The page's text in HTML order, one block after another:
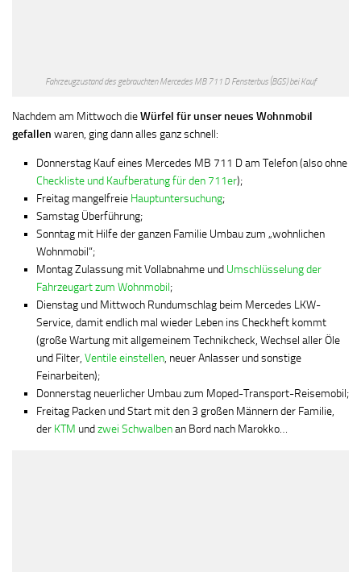
Fahrzeugzustand des gebrauchten Mercedes MB 711 D Fensterbus (BGS) bei Kauf
Nachdem am Mittwoch dieWürfel für unser neues Wohnmobil
gefallen waren, ging dann alles ganz schnell:
Donnerstag Kauf eines Mercedes MB 711 D am Telefon (also ohne
Checkliste und Kaufberatung für den 711er);
Freitag mangelfreie Hauptuntersuchung;
Samstag Überführung;
Sonntag mit Hilfe der ganzen Familie Umbau zum „wohnlichen
Wohnmobil“;
Montag Zulassung mit Vollabnahme und Umschlüsselung der
Fahrzeugart zum Wohnmobil;
Dienstag und Mittwoch Rundumschlag beim Mercedes LKW-
Service, damit endlich mal wieder Leben ins Checkheft kommt
(große Wartung mit allgemeinem Technikcheck, Wechsel aller Öle
und Filter, Ventile einstellen, neuer Anlasser und sonstige
Feinarbeiten);
Donnerstag neuerlicher Umbau zum Moped-Transport-Reisemobil;
Freitag Packen und Start mit den 3 großen Männern der Familie,
der KTM undzwei Schwalbenan Bord nach Marokko…